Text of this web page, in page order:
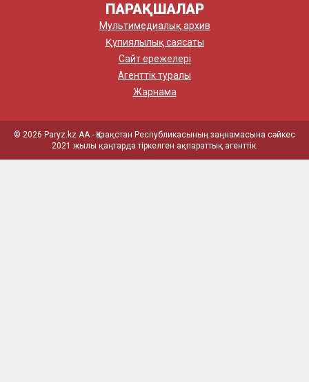
ПАРАҚШАЛАР
Мультимедиалық архив
Құпиялылық саясаты
Сайт ережелері
Агенттік туралы
Жарнама
© 2026 Paryz.kz АА - Қазақстан Республикасының заңнамасына сәйкес
2021 жылы қаңтарда тіркелген ақпараттық агенттік.